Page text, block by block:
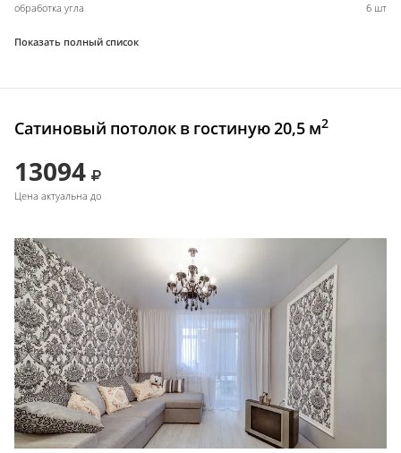
обработка угла 6 шт
Показать полный список
Сатиновый потолок в гостиную 20,5 м2
13094
Цена актуальна до